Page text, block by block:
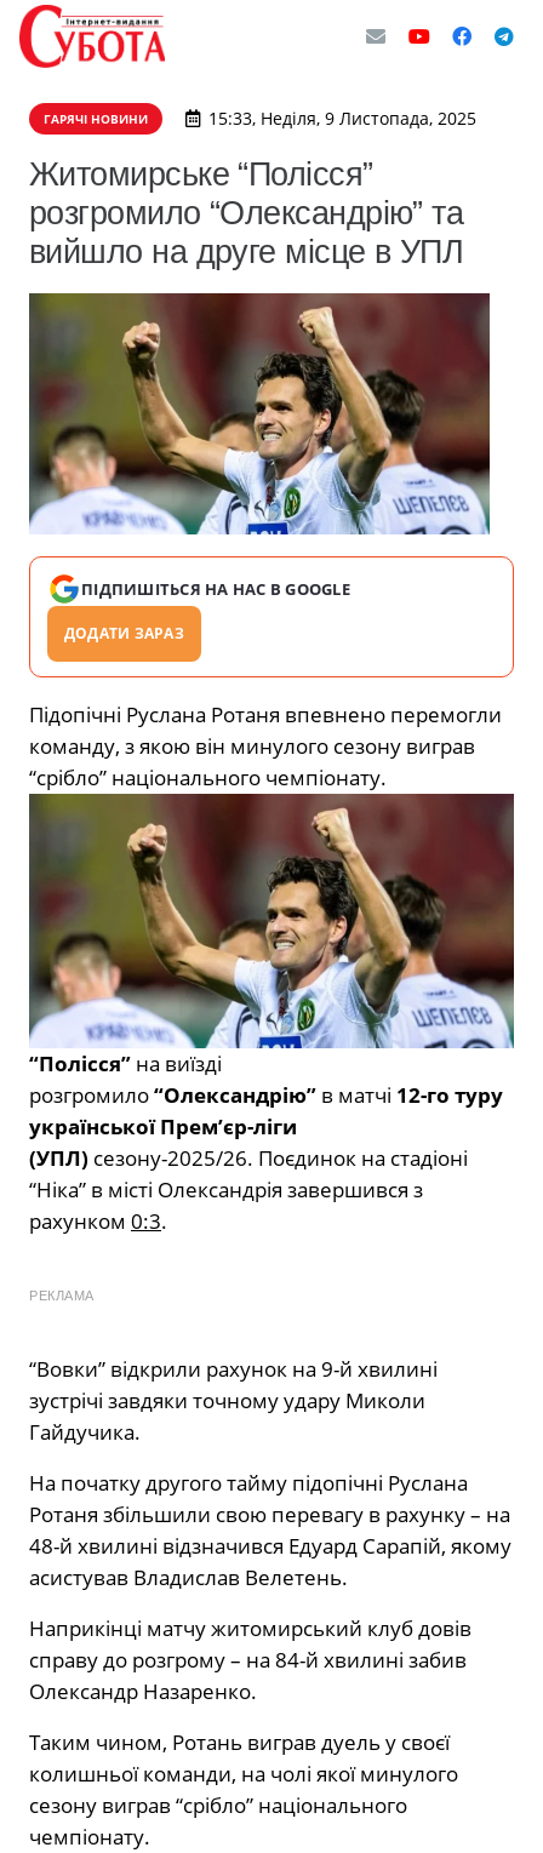
ГАРЯЧІ НОВИНИ 15:33, Неділя, 9 Листопада, 2025
Житомирське “Полісся”
розгромило “Олександрію” та
вийшло на друге місце в УПЛ
ПІДПИШІТЬСЯ НА НАС В GOOGLE
ДОДАТИ ЗАРАЗ
Підопічні Руслана Ротаня впевнено перемогли
команду, з якою він минулого сезону виграв
“срібло” національного чемпіонату.
“Полісся” на виїзді
розгромило“Олександрію” в матчі 12-го туру
української Прем’єр-ліги
(УПЛ) сезону-2025/26. Поєдинок на стадіоні
“Ніка” в місті Олександрія завершився з
рахунком 0:3.
РЕКЛАМА
“Вовки” відкрили рахунок на 9-й хвилині
зустрічі завдяки точному удару Миколи
Гайдучика.
На початку другого тайму підопічні Руслана
Ротаня збільшили свою перевагу в рахунку – на
48-й хвилині відзначився Едуард Сарапій, якому
асистував Владислав Велетень.
Наприкінці матчу житомирський клуб довів
справу до розгрому – на 84-й хвилині забив
Олександр Назаренко.
Таким чином, Ротань виграв дуель у своєї
колишньої команди, на чолі якої минулого
сезону виграв “срібло” національного
чемпіонату.